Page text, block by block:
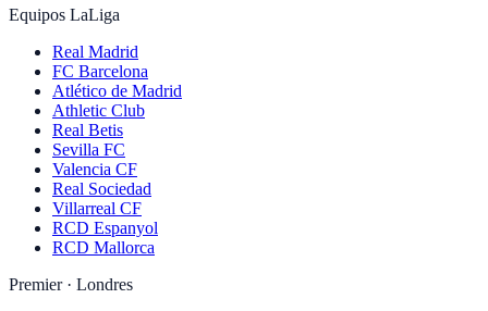
Equipos LaLiga
Real Madrid
FC Barcelona
Atlético de Madrid
Athletic Club
Real Betis
Sevilla FC
Valencia CF
Real Sociedad
Villarreal CF
RCD Espanyol
RCD Mallorca
Premier · Londres